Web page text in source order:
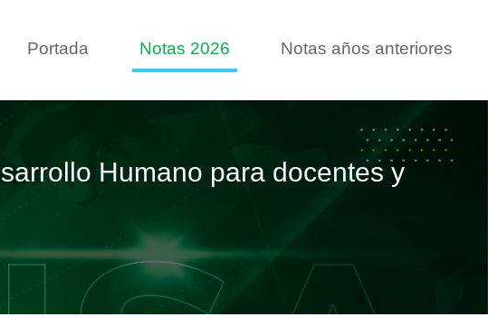
Portada Notas 2026 Notas años anteriores
Humano para docentes y